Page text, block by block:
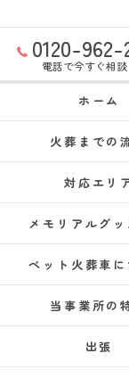
0120-962-
電話で今すぐ相談
ホーム
火葬までの
対応エリ
メモリアルグ
ペット火葬車に
当事業所の
出張